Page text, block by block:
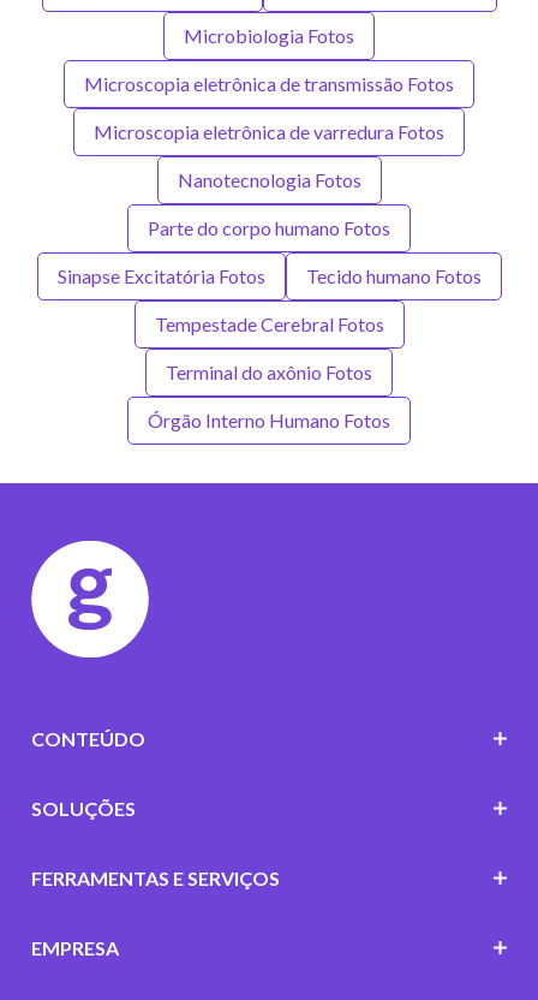
Microbiologia Fotos
Microscopia eletrônica de transmissão Fotos
Microscopia eletrônica de varredura Fotos
Nanotecnologia Fotos
Parte do corpo humano Fotos
Sinapse Excitatória Fotos Tecido humano Fotos
Tempestade Cerebral Fotos
Terminal do axônio Fotos
Órgão Interno Humano Fotos
CONTEÚDO
SOLUÇÕES
FERRAMENTAS E SERVIÇOS
EMPRESA